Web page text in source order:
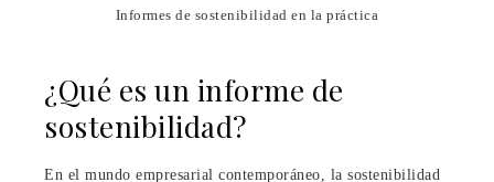
Informes de sostenibilidad en la práctica
¿Qué es un informe de
sostenibilidad?
En el mundo empresarial contemporáneo, la sostenibilidad